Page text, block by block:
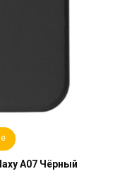
A07 Чёрный